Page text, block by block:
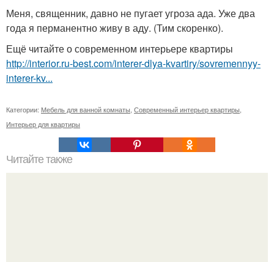
Меня, священник, давно не пугает угроза ада. Уже два
года я перманентно живу в аду. (Тим скоренко).
Ещё читайте о современном интерьере квартиры
http://interior.ru-best.com/interer-dlya-kvartiry/sovremennyy-
interer-kv...
Категории: Мебель для ванной комнаты Современный интерьер квартиры
Интерьер для квартиры
Читайте также